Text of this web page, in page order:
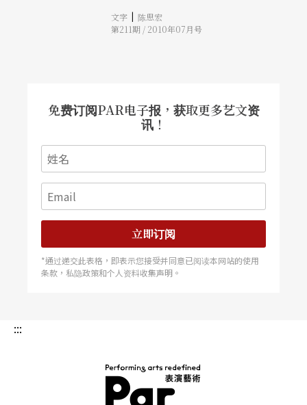
演出、朗读、戏剧、演讲、音乐会、工作坊、展
览，以多层次的艺术类别，展现精致表演艺术的创
文字 | 陈思宏
第211期 / 2010年07月号
免费订阅PAR电子报，获取更多艺文资
讯！
立即订阅
*通过递交此表格，即表示您接受并同意已阅读本网站的使用
条款，私隐政策和个人资料收集声明。
:::